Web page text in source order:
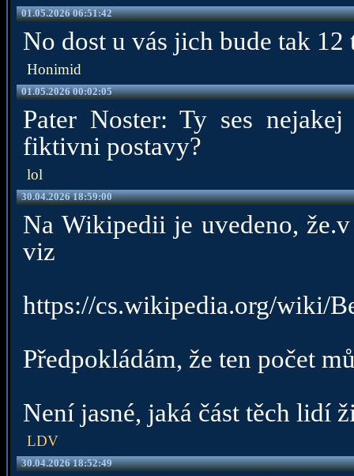
01.05.2026 06:51:42
No dost u vás jich bude tak 12
Honimid
01.05.2026 00:02:05
Pater Noster: Ty ses
fiktivni postavy?
lol
30.04.2026 18:59:00
Na Wikipedii je uvedeno,
viz
https://cs.wikipedia.org/wiki/
Předpokládám, že ten počet
Není jasné, jaká část těch lidí
LDV
30.04.2026 18:52:49